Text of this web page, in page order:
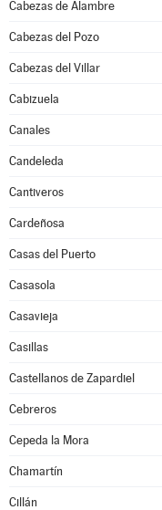
Cabezas de Alambre
Cabezas del Pozo
Cabezas del Villar
Cabizuela
Canales
Candeleda
Cantiveros
Cardeñosa
Casas del Puerto
Casasola
Casavieja
Casillas
Castellanos de Zapardiel
Cebreros
Cepeda la Mora
Chamartín
Cillán